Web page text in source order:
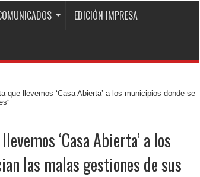
EDICIÓN IMPRESA
que llevemos ‘Casa Abierta’ a los municipios donde se
‘Casa Abierta’ a los
las malas gestiones de sus